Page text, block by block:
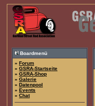
Boardmenü
» Forum
» GSRA-Startseite
» GSRA-Shop
» Galerie
» Datenpool
» Events
» Chat